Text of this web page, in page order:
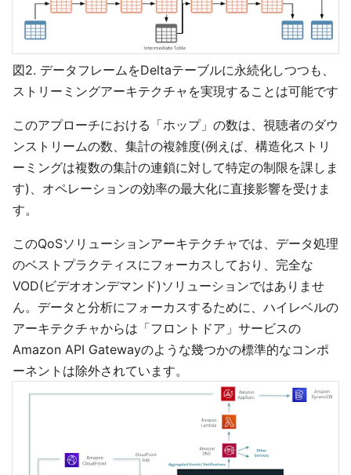
図2. データフレームをDeltaテーブルに永続化しつつも、
ストリーミングアーキテクチャを実現することは可能です
このアプローチにおける「ホップ」の数は、視聴者のダウ
ンストリームの数、集計の複雑度(例えば、構造化ストリ
ーミングは複数の集計の連鎖に対して特定の制限を課しま
す)、オペレーションの効率の最大化に直接影響を受けま
す。
このQoSソリューションアーキテクチャでは、データ処理
のベストプラクティスにフォーカスしており、完全な
VOD(ビデオオンデマンド)ソリューションではありませ
ん。データと分析にフォーカスするために、ハイレベルの
アーキテクチャからは「フロントドア」サービスの
Amazon API Gatewayのような幾つかの標準的なコンポ
ーネントは除外されています。